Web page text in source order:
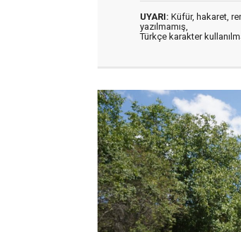
UYARI: Küfür, hakaret,
yazılmamış,
Türkçe karakter